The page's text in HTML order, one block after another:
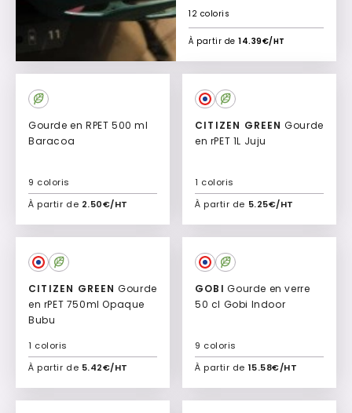
À partir de 14.39€/HT
12 coloris
Gourde en RPET 500 ml
Baracoa
À partir de 2.50€/HT
9 coloris
Ajouter à mon devis
CITIZEN GREEN Gourde
en rPET 1L Juju
À partir de 5.25€/HT
1 coloris
Ajouter à mon devis
Culte
CITIZEN GREEN Gourde
en rPET 750ml Opaque
Bubu
À partir de 5.42€/HT
1 coloris
Ajouter à mon devis
GOBI Gourde en verre
50 cl Gobi Indoor
À partir de 15.58€/HT
9 coloris
Ajouter à mon devis